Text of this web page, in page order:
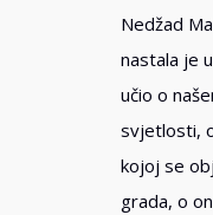
Nedžad
nastala je
učio o
svjetlosti,
kojoj se
grada, o